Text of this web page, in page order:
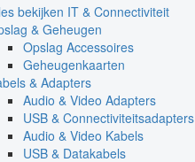
bekijken IT & Connectiviteit
& Geheugen
Opslag Accessoires
Geheugenkaarten
& Adapters
Audio & Video Adapters
USB & Connectiviteitsadapters
Audio & Video Kabels
USB & Datakabels